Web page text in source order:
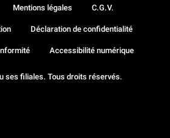
ses filiales. Tous droits réservés.
Mentions légales C.G.V.
Déclaration de confidentialité
Accessibilité numérique